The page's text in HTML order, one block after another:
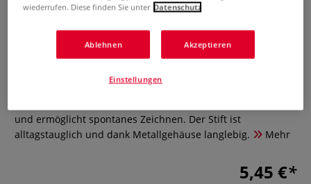
KOH-I-NOOR Druckbleistift
Versatil 5201
0 Bewertungen
Der KOH-I-NOOR Druckbleistift ist der ideale Begleiter für
und ermöglicht spontanes Zeichnen. Der Stift ist
alltagstauglich und dank Metallgehäuse langlebig.
Mehr
5,45 €
wiederrufen. Diese finden Sie unter Datenschutz
Ablehnen Akzeptieren
Einstellungen